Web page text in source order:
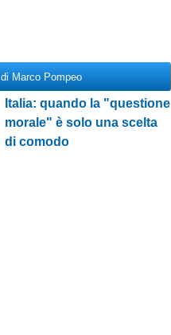
di Marco Pompeo
Italia: quando la "questione
morale" è solo una scelta
di comodo